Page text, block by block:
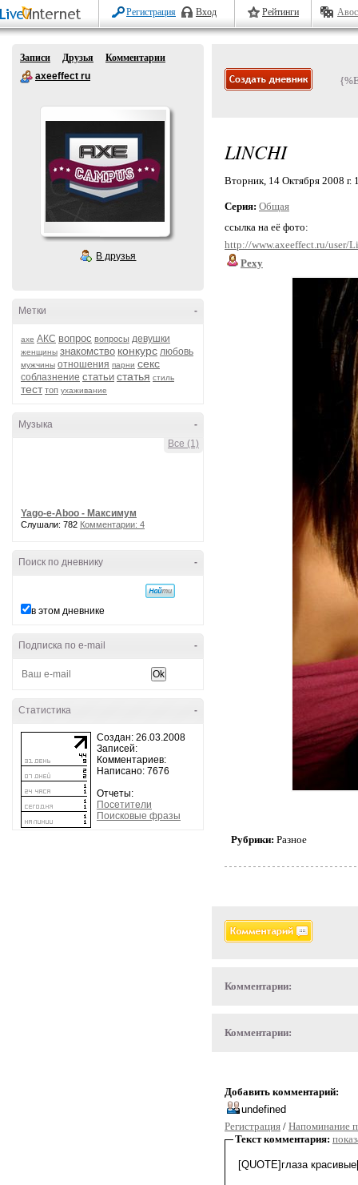
Регистрация Вход Рейтинги
Записи Друзья
Комментарии
axeeffect ru
В друзья
-
Метки
axe АКС вопрос вопросы девушки
женщины знакомство конкурс любовь
мужчины отношения парни секс
соблазнение статьи статья стиль
тест топ ухаживание
-
Музыка
Все (1)
Yago-e-Aboo - Максимум
Слушали: 782 Комментарии: 4
-
Поиск по дневнику
в этом дневнике
-
Подписка по e-mail
-
Статистика
Создан: 26.03.2008
Записей:
Комментариев:
Написано: 7676
Отчеты:
Посетители
Поисковые фразы
LINCHI
Вторник, 14 Октября 2008 г.
Серия: Общая
ссылка на её фото:
http://www.axeeffect.ru/user/
Pexy
Рубрики: Разное
Комментарии:
Комментарии:
Добавить комментарий:
Регистрация / Напоминание
Текст комментария: